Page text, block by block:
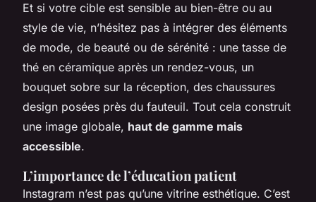
Et si votre cible est sensible au bien-être ou au
style de vie, n’hésitez pas à intégrer des éléments
de mode, de beauté ou de sérénité : une tasse de
thé en céramique après un rendez-vous, un
bouquet sobre sur la réception, des chaussures
design posées près du fauteuil. Tout cela construit
une image globale, haut de gamme mais
accessible.
L’importance de l’éducation patient
Instagram n’est pas qu’une vitrine esthétique. C’est